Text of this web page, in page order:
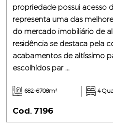
propriedade possui acesso
representa uma das
do mercado imobiliário de
residência se destaca pela
acabamentos de altíssimo
escolhidos par ...
682-6708m² 4
Cod. 7196